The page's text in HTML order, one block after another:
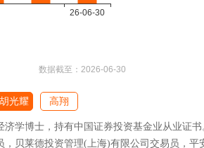
数据截至： 2026-06-30
胡光耀 高翔
济学博士，持有中国证券投资基金业从业证
，贝莱德投资管理(上海)有限公司交易员，